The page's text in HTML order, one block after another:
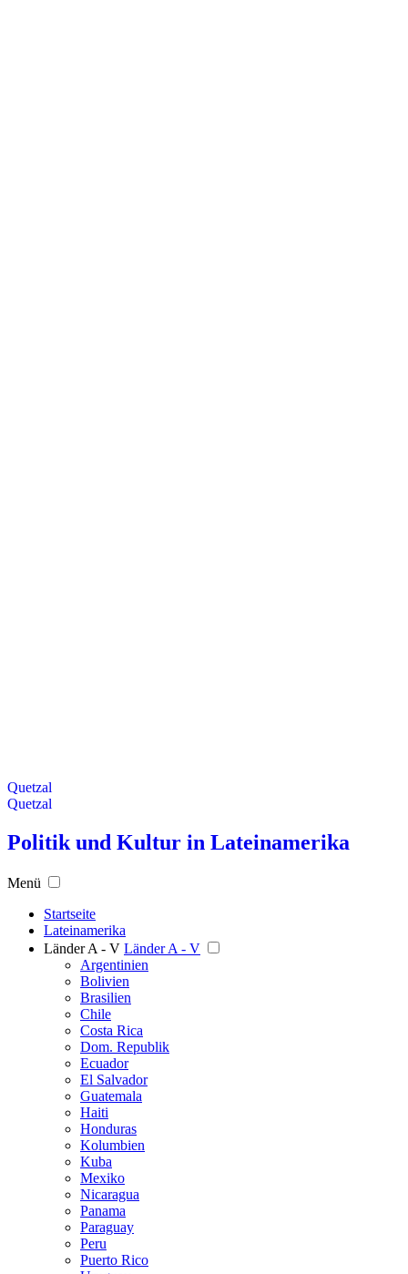
Quetzal
Quetzal
Politik und Kultur in Lateinamerika
Menü
Startseite
Lateinamerika
Länder A - V Länder A - V
Argentinien
Bolivien
Brasilien
Chile
Costa Rica
Dom. Republik
Ecuador
El Salvador
Guatemala
Haiti
Honduras
Kolumbien
Kuba
Mexiko
Nicaragua
Panama
Paraguay
Peru
Puerto Rico